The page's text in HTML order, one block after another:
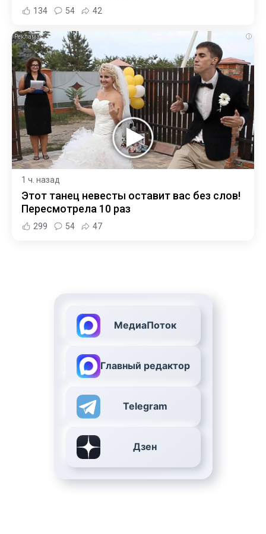
134 54 42
i
1 ч. назад
Этот танец невесты оставит вас без слов!
Пересмотрела 10 раз
299 54 47
МедиаПоток
Главный редактор
Telegram
Дзен